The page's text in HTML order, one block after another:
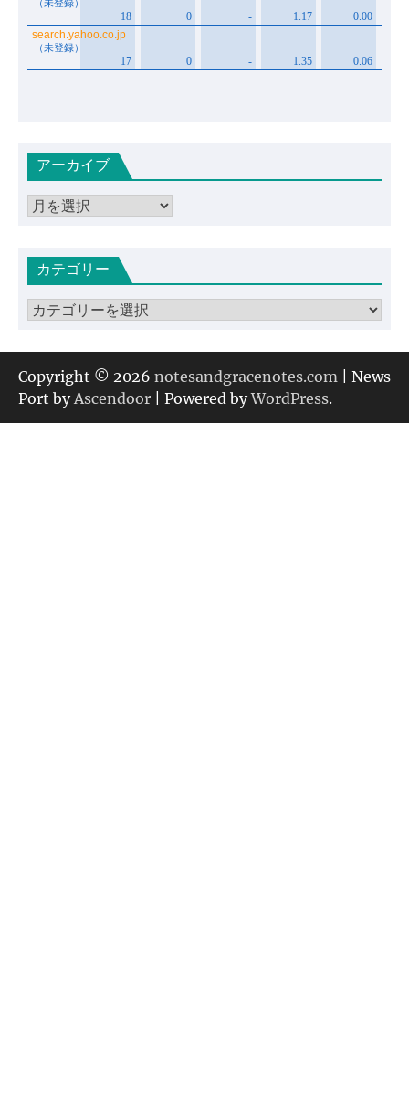
アーカイブ
ア
イカテゴリー
カ
ゴ
リ
ー
Copyright © 2026 notesandgracenotes.com | News
Port by Ascendoor | Powered byWordPress.